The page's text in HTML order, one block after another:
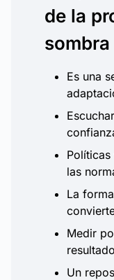
de la
sombra
Es una
las
La
Medir
Un